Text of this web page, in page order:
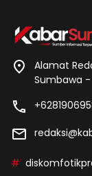
Alamat
Sumbawa -